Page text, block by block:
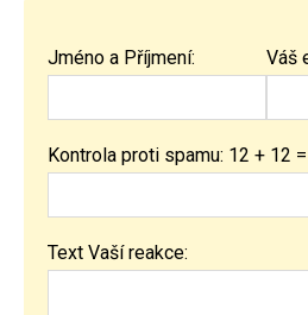
Jméno a Příjmení: Váš
Kontrola proti spamu: 12 + 12 =
Text Vaší reakce: